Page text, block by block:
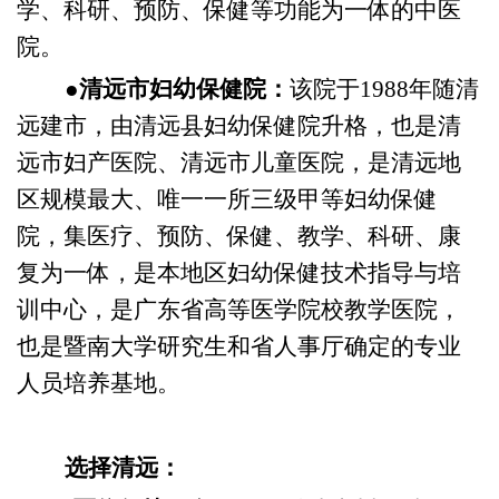
学、科研、预防、保健等功能为一体的中医
院。
●清远市妇幼保健院： 该院于1988年随清
远建市，由清远县妇幼保健院升格，也是清
远市妇产医院、清远市儿童医院，是清远地
区规模最大、唯一一所三级甲等妇幼保健
院，集医疗、预防、保健、教学、科研、康
复为一体，是本地区妇幼保健技术指导与培
训中心，是广东省高等医学院校教学医院，
也是暨南大学研究生和省人事厅确定的专业
人员培养基地。
选择清远：